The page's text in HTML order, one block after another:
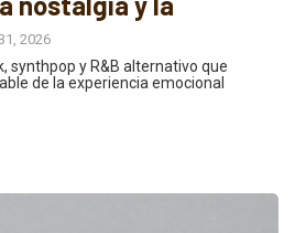
2026
synthpop y R&B alternativo que
de la experiencia emocional